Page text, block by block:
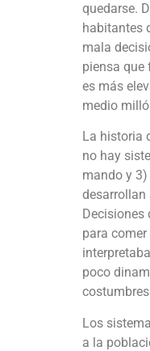
quedarse.
habitantes
mala
piensa que
es más
medio
La historia
no hay
mando y
desarrollan
Decisiones
para
poco
Los
a la